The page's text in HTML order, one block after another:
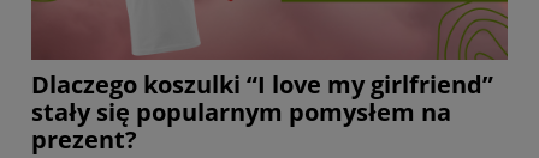
Dlaczego koszulki “I love my girlfriend”
stały się popularnym pomysłem na
prezent?